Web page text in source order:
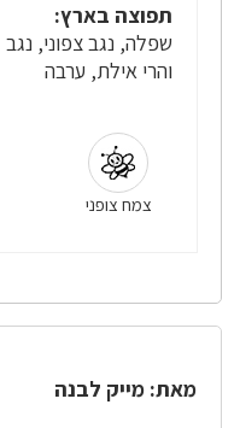
תפוצה בארץ:
שפלה, נגב צפוני, נגב
והרי אילת, ערבה
צמח צופני
מאת: מייק לבנה